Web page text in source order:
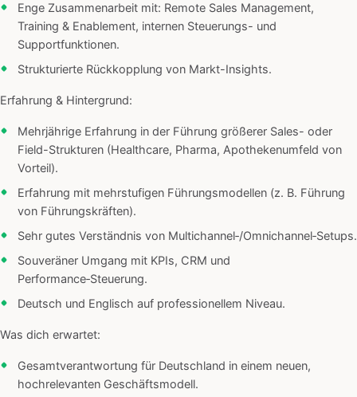
Enge Zusammenarbeit mit: Remote Sales Management,
Training & Enablement, internen Steuerungs- und
Supportfunktionen.
Strukturierte Rückkopplung von Markt-Insights.
Erfahrung & Hintergrund:
Mehrjährige Erfahrung in der Führung größerer Sales- oder
Field-Strukturen (Healthcare, Pharma, Apothekenumfeld von
Vorteil).
Erfahrung mit mehrstufigen Führungsmodellen (z. B. Führung
von Führungskräften).
Sehr gutes Verständnis von Multichannel‑/Omnichannel‑Setups.
Souveräner Umgang mit KPIs, CRM und
Performance‑Steuerung.
Deutsch und Englisch auf professionellem Niveau.
Was dich erwartet:
Gesamtverantwortung für Deutschland in einem neuen,
hochrelevanten Geschäftsmodell.